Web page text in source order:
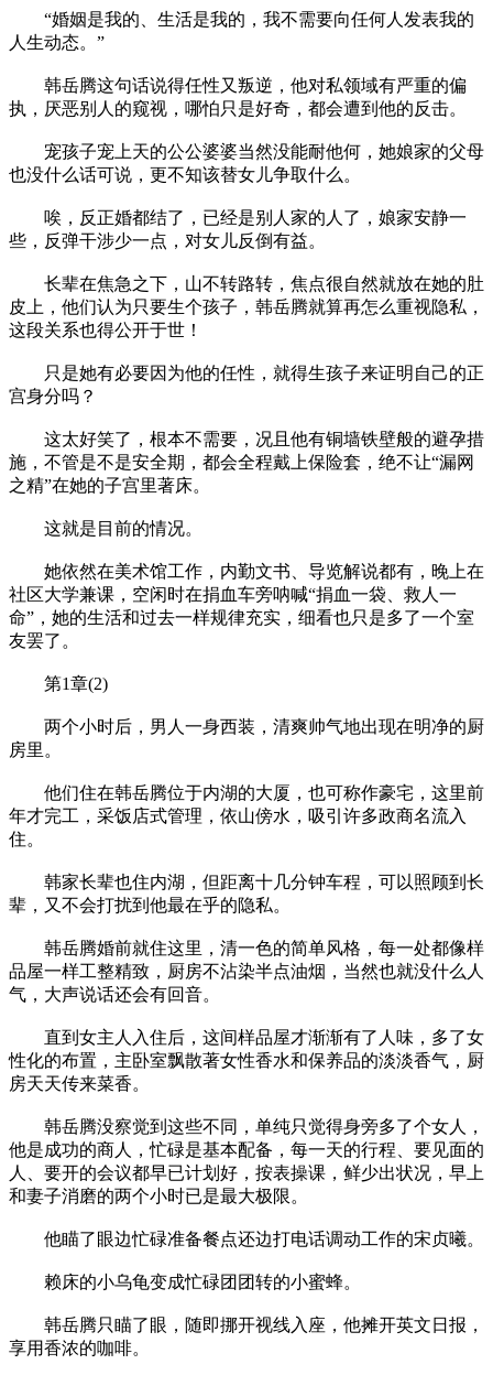
“婚姻是我的、生活是我的，我不需要向任何人发表我的
人生动态。”
韩岳腾这句话说得任性又叛逆，他对私领域有严重的偏
执，厌恶别人的窥视，哪怕只是好奇，都会遭到他的反击。
宠孩子宠上天的公公婆婆当然没能耐他何，她娘家的父母
也没什么话可说，更不知该替女儿争取什么。
唉，反正婚都结了，已经是别人家的人了，娘家安静一
些，反弹干涉少一点，对女儿反倒有益。
长辈在焦急之下，山不转路转，焦点很自然就放在她的肚
皮上，他们认为只要生个孩子，韩岳腾就算再怎么重视隐私，
这段关系也得公开于世！
只是她有必要因为他的任性，就得生孩子来证明自己的正
宫身分吗？
这太好笑了，根本不需要，况且他有铜墙铁壁般的避孕措
施，不管是不是安全期，都会全程戴上保险套，绝不让“漏网
之精”在她的子宫里著床。
这就是目前的情况。
她依然在美术馆工作，内勤文书、导览解说都有，晚上在
社区大学兼课，空闲时在捐血车旁呐喊“捐血一袋、救人一
命”，她的生活和过去一样规律充实，细看也只是多了一个室
友罢了。
第1章(2)
两个小时后，男人一身西装，清爽帅气地出现在明净的厨
房里。
他们住在韩岳腾位于内湖的大厦，也可称作豪宅，这里前
年才完工，采饭店式管理，依山傍水，吸引许多政商名流入
住。
韩家长辈也住内湖，但距离十几分钟车程，可以照顾到长
辈，又不会打扰到他最在乎的隐私。
韩岳腾婚前就住这里，清一色的简单风格，每一处都像样
品屋一样工整精致，厨房不沾染半点油烟，当然也就没什么人
气，大声说话还会有回音。
直到女主人入住后，这间样品屋才渐渐有了人味，多了女
性化的布置，主卧室飘散著女性香水和保养品的淡淡香气，厨
房天天传来菜香。
韩岳腾没察觉到这些不同，单纯只觉得身旁多了个女人，
他是成功的商人，忙碌是基本配备，每一天的行程、要见面的
人、要开的会议都早已计划好，按表操课，鲜少出状况，早上
和妻子消磨的两个小时已是最大极限。
他瞄了眼边忙碌准备餐点还边打电话调动工作的宋贞曦。
赖床的小乌龟变成忙碌团团转的小蜜蜂。
韩岳腾只瞄了眼，随即挪开视线入座，他摊开英文日报，
享用香浓的咖啡。